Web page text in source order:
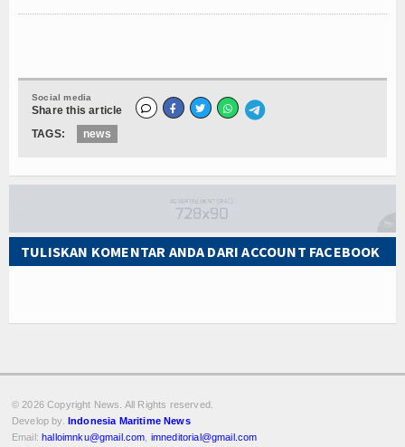
Social media
Share this article
TAGS:
news
TULISKAN KOMENTAR ANDA DARI ACCOUNT FACEBOOK
© 2026 Copyright News. All Rights reserved.
Develop by. Indonesia Maritime News
Email:halloimnku@gmail.com imneditorial@gmail.com